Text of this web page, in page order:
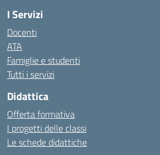
I Servizi
Docenti
ATA
Famiglie e studenti
Tutti i servizi
Didattica
Offerta formativa
I progetti delle classi
Le schede didattiche